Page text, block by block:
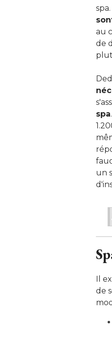
au
de
spa
un
Il
de